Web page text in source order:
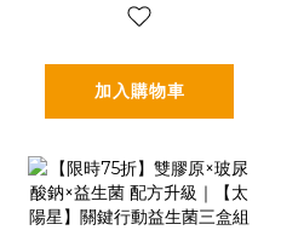
加入購物車